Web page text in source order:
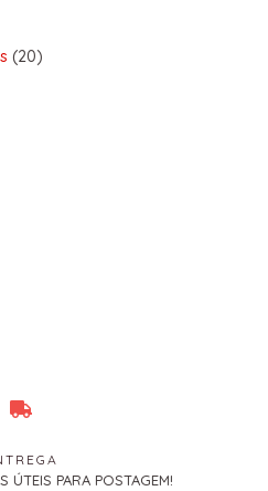
20
ÚTEIS PARA POSTAGEM!